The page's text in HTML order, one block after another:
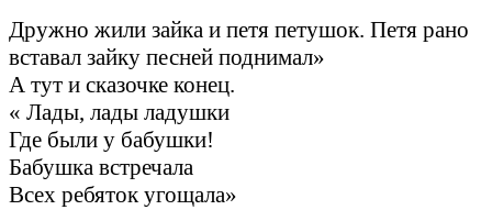
Дружно жили зайка и петя петушок. Петя рано
вставал зайку песней поднимал»
А тут и сказочке конец.
« Лады, лады ладушки
Где были у бабушки!
Бабушка встречала
Всех ребяток угощала»